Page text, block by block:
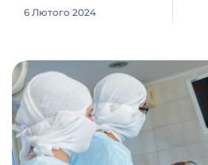
6 Лютого 2024